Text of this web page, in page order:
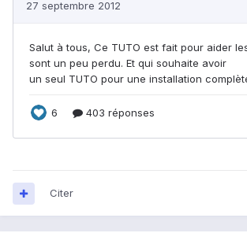
Citer